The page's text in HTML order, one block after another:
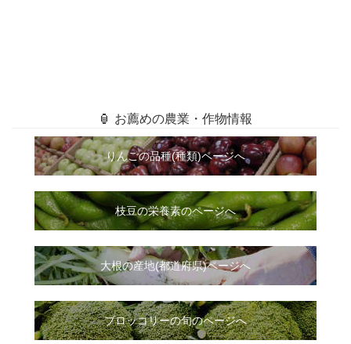
🏮 お薦めの農業・作物情報
りんごの品種(種類)ページへ
枝豆の栄養素のページへ
大根の産地(都道府県)ページへ
ブロッコリーの旬のページへ